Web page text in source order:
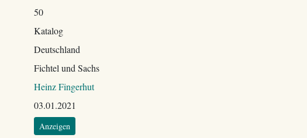
50
Katalog
Deutschland
Fichtel und Sachs
Heinz Fingerhut
03.01.2021
Anzeigen